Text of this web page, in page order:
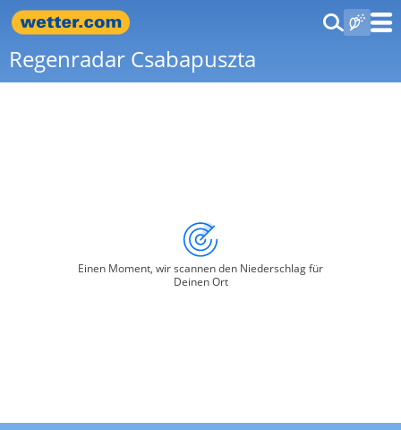
Regenradar Csabapuszta
Einen Moment, wir scannen den Niederschlag für
Deinen Ort